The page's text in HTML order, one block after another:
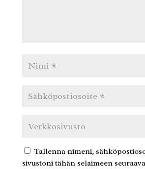
Tallenna nimeni,
sivustoni tähän selaimeen